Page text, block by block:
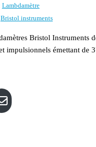
Lambdamètre
Bristol instruments
Bristol Instruments
impulsionnels émettant de